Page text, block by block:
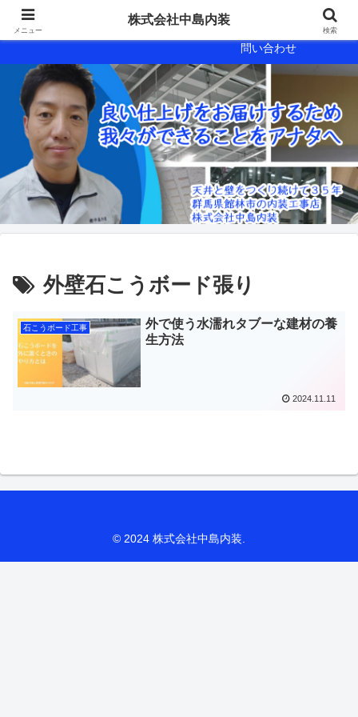
問い合わせ
外壁石こうボード張り
石こうボード工事
外で使う水濡れタブーな建材の養
生方法
2024.11.11
© 2024 株式会社中島内装.
メニュー
株式会社中島内装
検索